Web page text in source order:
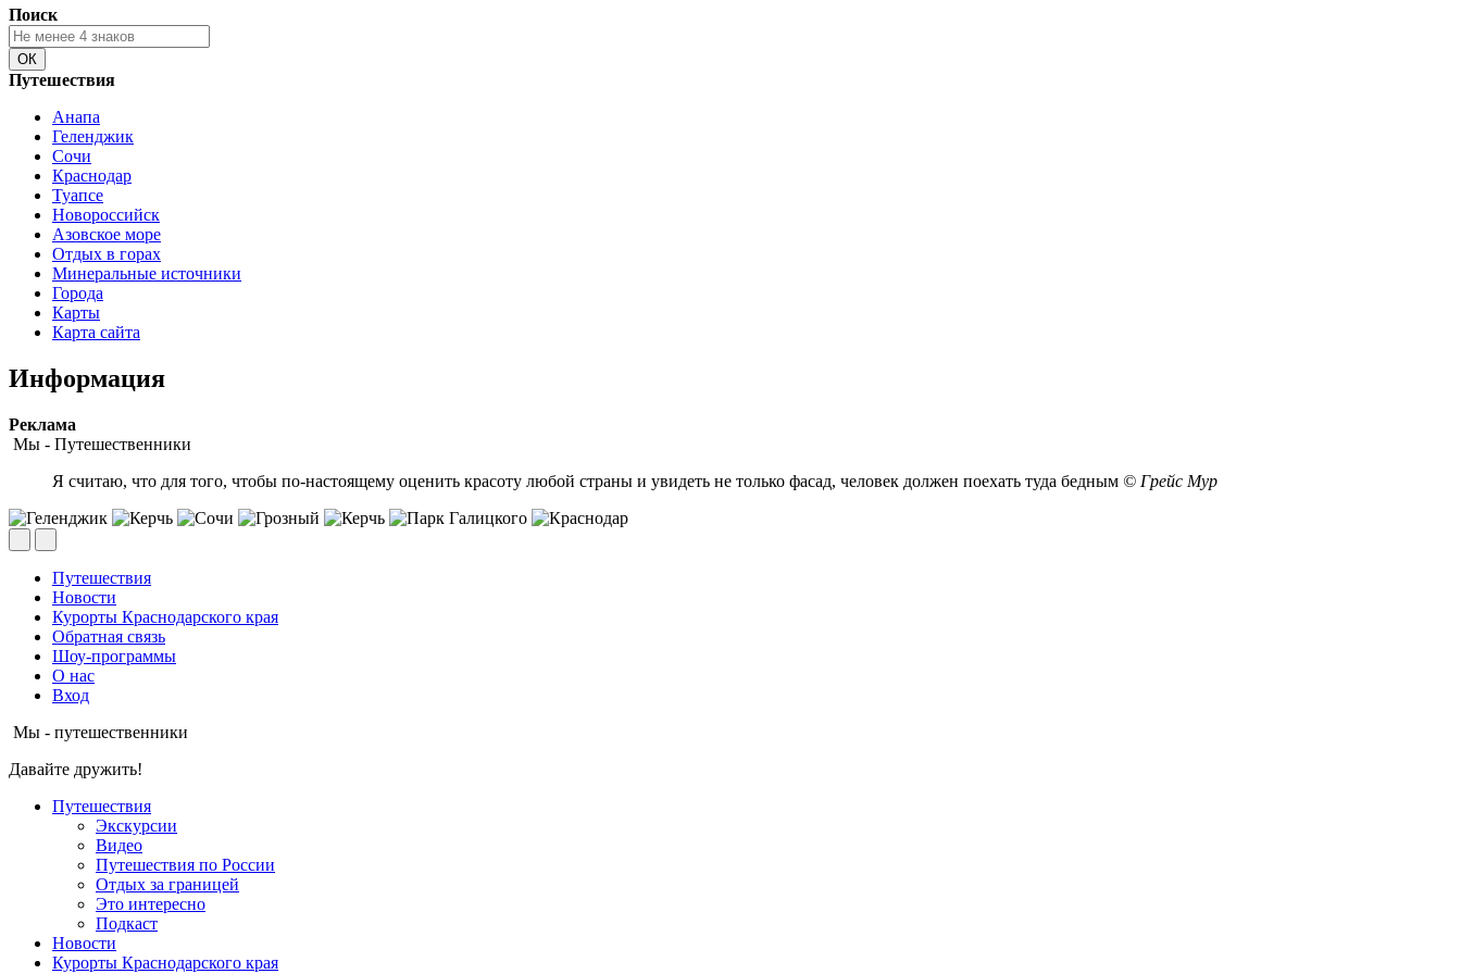
Поиск
Путешествия
Анапа
Геленджик
Сочи
Краснодар
Туапсе
Новороссийск
Азовское море
Отдых в горах
Минеральные источники
Города
Карты
Карта сайта
Информация
Peклaмa
Мы - Путешественники
Я считаю, что для того, чтобы по-настоящему оценить красоту любой страны и увидеть не только фасад, человек должен поехать туда бедным © Грейс Мур
Путешествия
Новости
Курорты Краснодарского края
Обратная связь
Шоу-программы
О нас
Вход
Мы - путешественники
Давайте дружить!
Путешествия
Экскурсии
Видео
Путешествия по России
Отдых за границей
Это интересно
Подкаст
Новости
Курорты Краснодарского края